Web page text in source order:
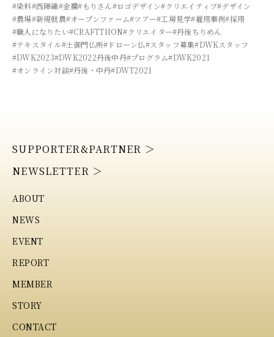
#染料#西陣織#金襴#もりさん#ロゴデザイン#クリエイティブ#デザイン
#農場#新規就農#オープンファーム#ツアー#工房見学#雇用事例#採用
#職人になりたい#CRAFTTHON#クリエイター#丹後ちりめん
#テキスタイル#土御門仏所#ドローン仏#スタッフ募集#DWKスタッフ
#DWK2023#DWK2022丹後中丹#プログラム#DWK2021
#オンライン対談#丹後・中丹#DWT2021
SUPPORTER&PARTNER ＞
NEWSLETTER ＞
ABOUT
NEWS
EVENT
REPORT
MEMBER
STORY
CONTACT